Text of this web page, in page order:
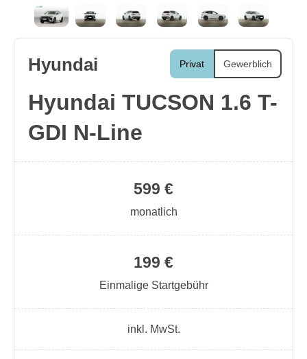
Privat Gewerblich
Hyundai
Hyundai TUCSON 1.6 T-
GDI N-Line
199 €
Einmalige Startgebühr
599 €
monatlich
inkl. MwSt.